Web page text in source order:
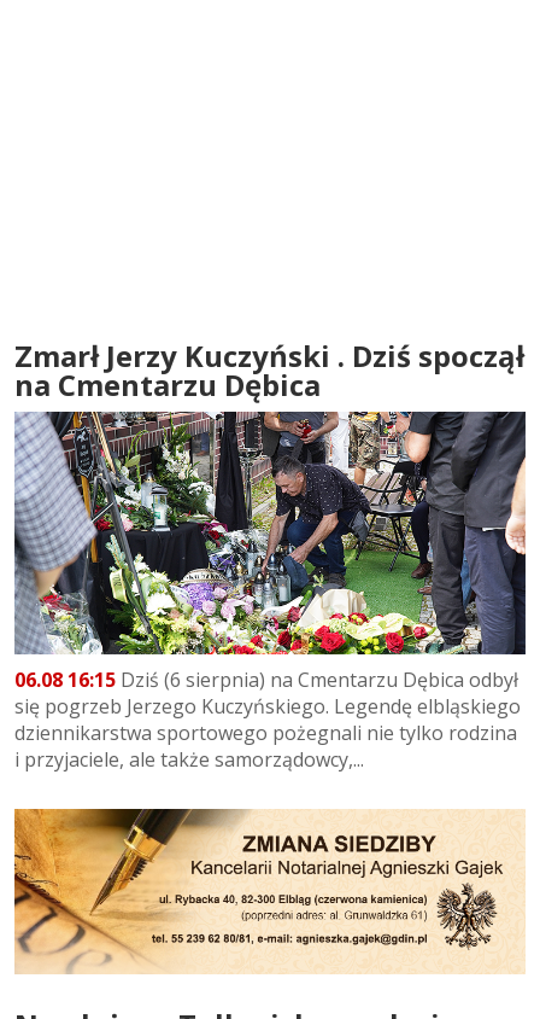
Zmarł Jerzy Kuczyński . Dziś spoczął
na Cmentarzu Dębica
06.08 16:15 Dziś (6 sierpnia) na Cmentarzu Dębica odbył
się pogrzeb Jerzego Kuczyńskiego. Legendę elbląskiego
dziennikarstwa sportowego pożegnali nie tylko rodzina
i przyjaciele, ale także samorządowcy,...